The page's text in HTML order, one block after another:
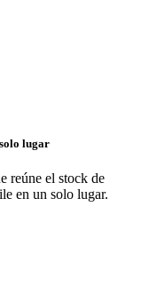
lugar
reúne el stock de
en un solo lugar.